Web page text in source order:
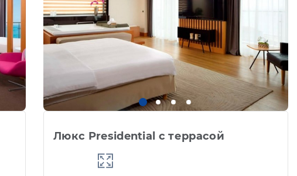
Люкс Presidential с террасой